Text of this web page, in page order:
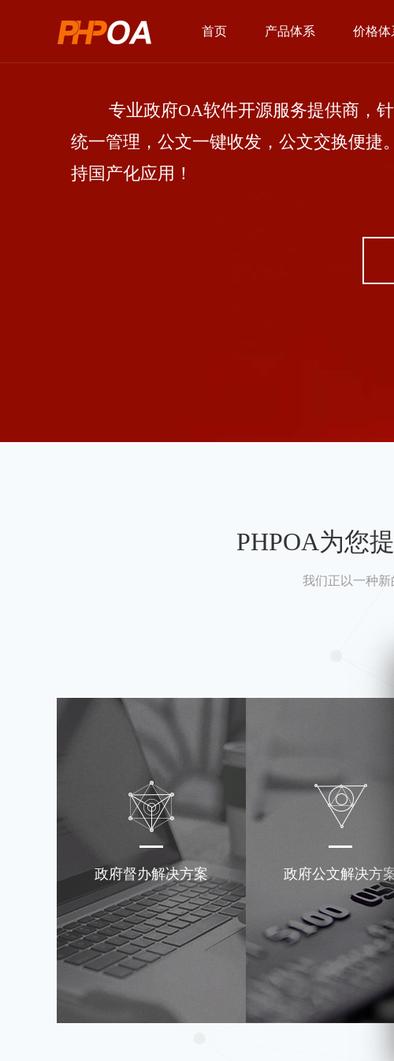
首页 产品体系 价格体
专业政府OA软件开源服务提供商，针
统一管理，公文一键收发，公文交换便捷
持国产化应用！
PHPOA为您
我们正以一种新
政府督办解决方案 政府公文解决方案